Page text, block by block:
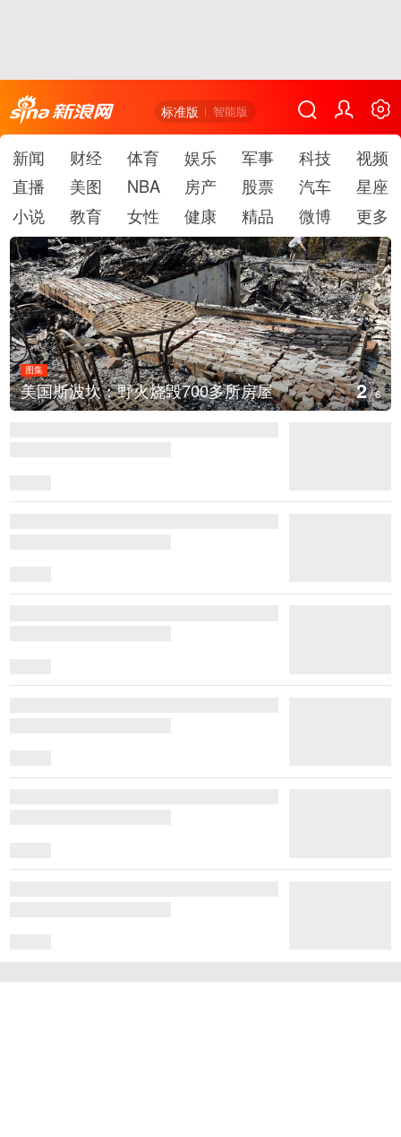
标准版 智能版
新闻 财经 体育 娱乐 军事 科技
视频
直播
美图 NBA 房产 股票 汽车
星座
小说
教育 女性 健康 精品 微博 更多
图集
美国斯波坎：野火烧毁700多所房屋 2/6